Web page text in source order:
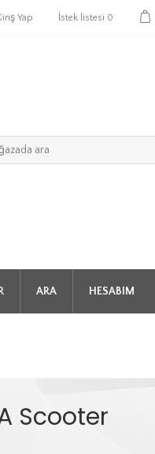
Yap İstek listesi 0
ARA HESABIM
Scooter